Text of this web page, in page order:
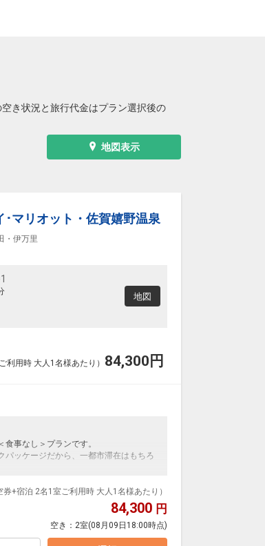
き状況と旅行代金はプラン選択後の
地図表示
･マリオット・佐賀嬉野温泉
・伊万里
地図
利用時 大人1名様あたり） 84,300 円
事なし＞プランです。
パッケージだから、一都市滞在はもちろ
ます。
券+宿泊 2名1室ご利用時 大人1名様あたり）
84,300 円
空き： 2室(08月09日18:00時点)